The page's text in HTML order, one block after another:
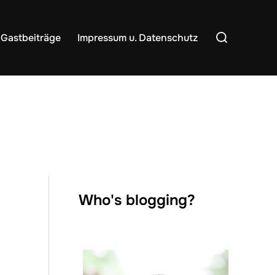
Gastbeiträge Impressum u. Datenschutz
Suchen
nach:
Who's blogging?